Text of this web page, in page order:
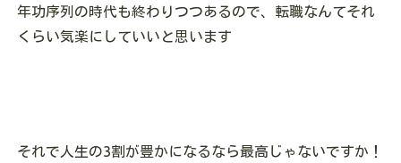
年功序列の時代も終わりつつあるので、転職なんてそれ
くらい気楽にしていいと思います
それで人生の3割が豊かになるなら最高じゃないですか！